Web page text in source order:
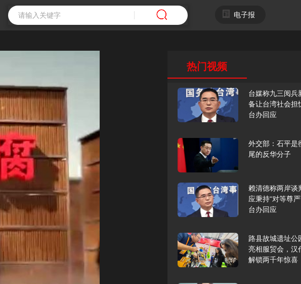
电子报
热门视频
台媒称九三阅兵
备让台湾社会担
台办回应
外交部：石平是
尾的反华分子
赖清德称两岸谈
应秉持“对等尊
台办回应
路县故城遗址公
亮相服贸会，汉
解锁两千年惊喜